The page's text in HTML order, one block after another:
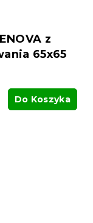
z
65x65
Do Koszyka